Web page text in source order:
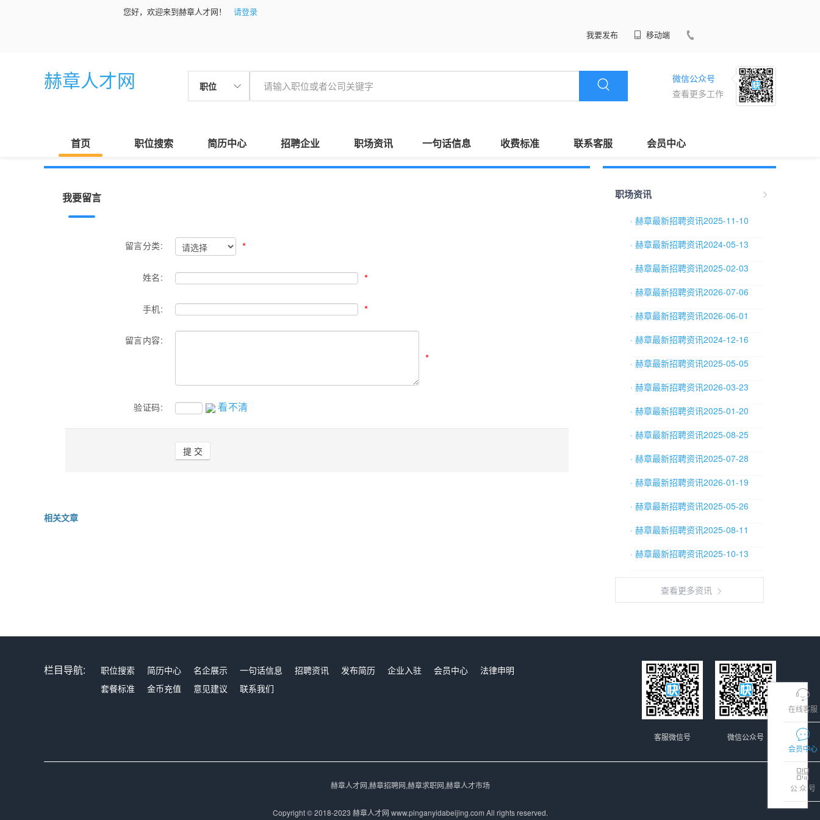
您好，欢迎来到赫章人才网！
请登录
我要发布
移动端
赫章人才网 职位
微信公众号
查看更多工作
首页 职位搜索 简历中心 招聘企业 职场资讯 一句话信息 收费标准 联系客服 会员中心
在线客服
会员中心
公 众 号
我要留言
留言分类: *
姓名: *
手机: *
留言内容:
*
验证码: 看不清
相关文章
职场资讯
· 赫章最新招聘资讯2025-11-10
· 赫章最新招聘资讯2024-05-13
· 赫章最新招聘资讯2025-02-03
· 赫章最新招聘资讯2026-07-06
· 赫章最新招聘资讯2026-06-01
· 赫章最新招聘资讯2024-12-16
· 赫章最新招聘资讯2025-05-05
· 赫章最新招聘资讯2026-03-23
· 赫章最新招聘资讯2025-01-20
· 赫章最新招聘资讯2025-08-25
· 赫章最新招聘资讯2025-07-28
· 赫章最新招聘资讯2026-01-19
· 赫章最新招聘资讯2025-05-26
· 赫章最新招聘资讯2025-08-11
· 赫章最新招聘资讯2025-10-13
查看更多资讯
栏目导航: 职位搜索 简历中心 名企展示 一句话信息 招聘资讯 发布简历 企业入驻 会员中心
法律申明
套餐标准
金币充值 意见建议 联系我们
微信公众号
客服微信号
赫章人才网,赫章招聘网,赫章求职网,赫章人才市场
Copyright © 2018-2023 赫章人才网 www.pinganyidabeijing.com All rights reserved.